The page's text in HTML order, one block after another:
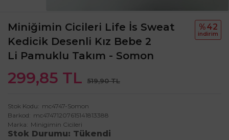
Miniğimin Cicileri Life İs Sweat
Kedicik Desenli Kız Bebe 2
Li Pamuklu Takım - Somon
299,85 TL 519,90 TL
%42
i̇ndi̇ri̇m
Stok Kodu
mc4747-Somon
Barkod
mc47471207615141813388
Marka
Minigimin Cicileri
Stok Durumu Tükendi